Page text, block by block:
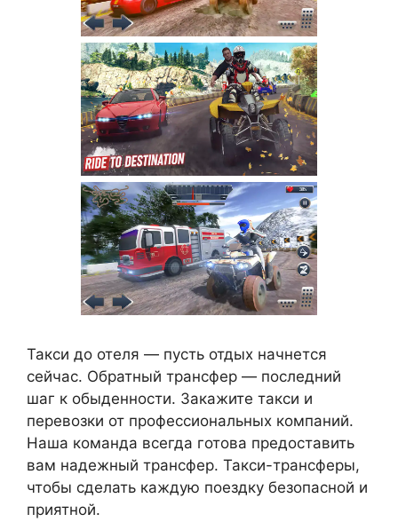
Такси до отеля — пусть отдых начнется
сейчас. Обратный трансфер — последний
шаг к обыденности. Закажите такси и
перевозки от профессиональных компаний.
Наша команда всегда готова предоставить
вам надежный трансфер. Такси-трансферы,
чтобы сделать каждую поездку безопасной и
приятной.